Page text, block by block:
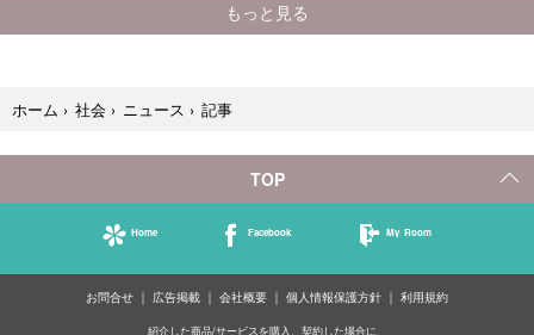
ホーム › 社会 › ニュース › 記事
TOP
Home Facebook My Room
お問合せ 広告掲載 会社概要 個人情報保護方針 利用規約
紹介した商品/サービスを購入、契約した場合に、